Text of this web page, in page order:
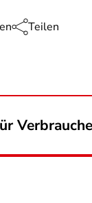
Teilen